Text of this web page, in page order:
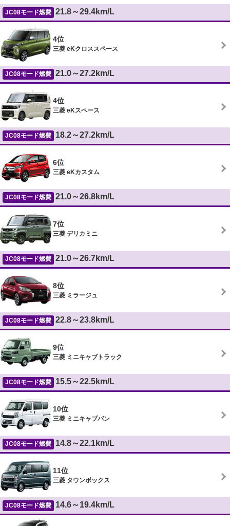
JC08モード燃費 21.8～29.4km/L
4位
三菱 eKクロススペース
JC08モード燃費 21.0～27.2km/L
4位
三菱 eKスペース
JC08モード燃費 18.2～27.2km/L
6位
三菱 eKカスタム
JC08モード燃費 21.0～26.8km/L
7位
三菱 デリカミニ
JC08モード燃費 21.0～26.7km/L
8位
三菱 ミラージュ
JC08モード燃費 22.8～23.8km/L
9位
三菱 ミニキャブトラック
JC08モード燃費 15.5～22.5km/L
10位
三菱 ミニキャブバン
JC08モード燃費 14.8～22.1km/L
11位
三菱 タウンボックス
JC08モード燃費 14.6～19.4km/L